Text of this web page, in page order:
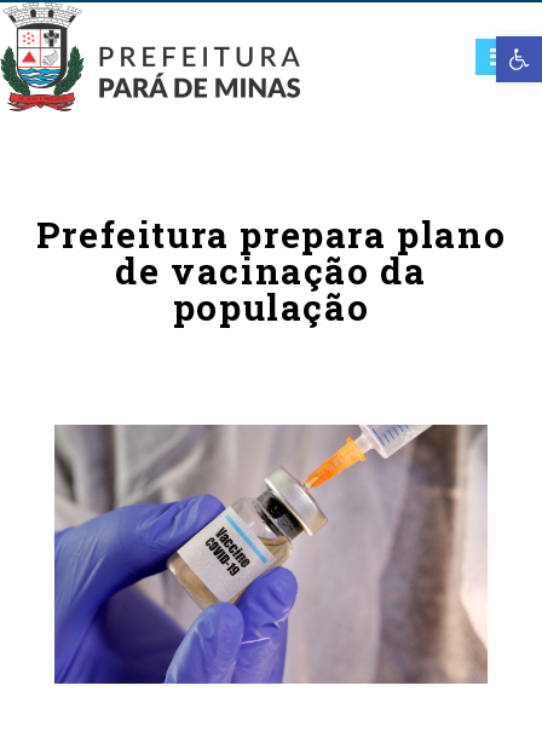
Prefeitura prepara plano
de vacinação da
população